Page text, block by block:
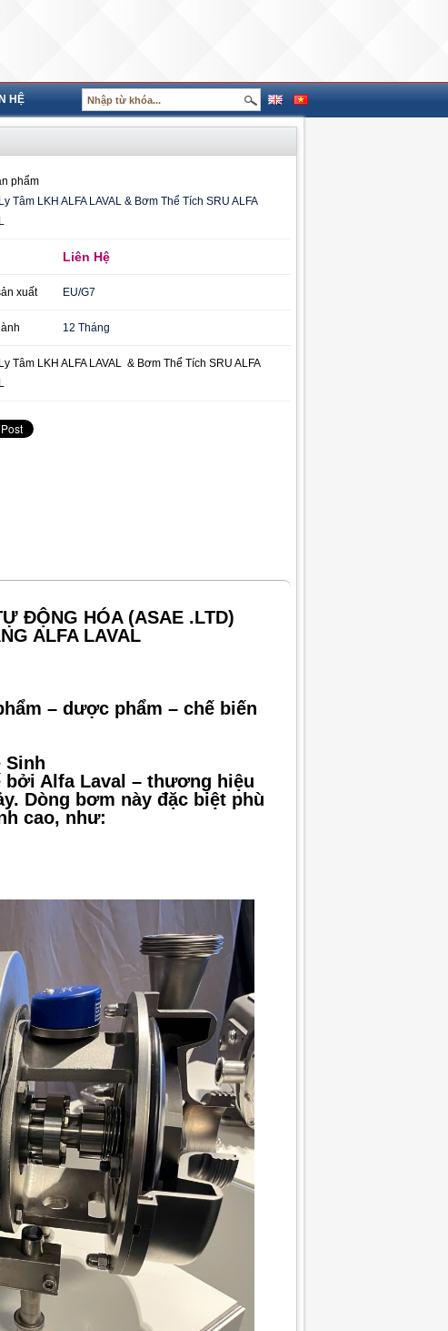
HỆ
phẩm
Tâm LKH ALFA LAVAL & Bơm Thể Tích SRU ALFA
Liên Hệ
xuất EU/G7
12 Tháng
Tâm LKH ALFA LAVAL & Bơm Thể Tích SRU ALFA
ĐỘNG HÓA (ASAE .LTD)
ALFA LAVAL
– dược phẩm – chế biến
Sinh
Alfa Laval – thương hiệu
Dòng bơm này đặc biệt phù
cao, như: